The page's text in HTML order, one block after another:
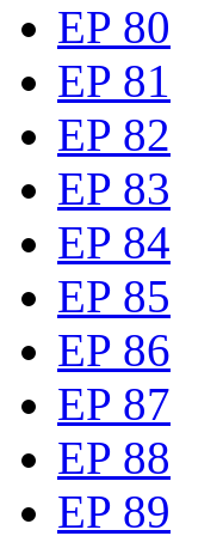
EP 80
EP 81
EP 82
EP 83
EP 84
EP 85
EP 86
EP 87
EP 88
EP 89